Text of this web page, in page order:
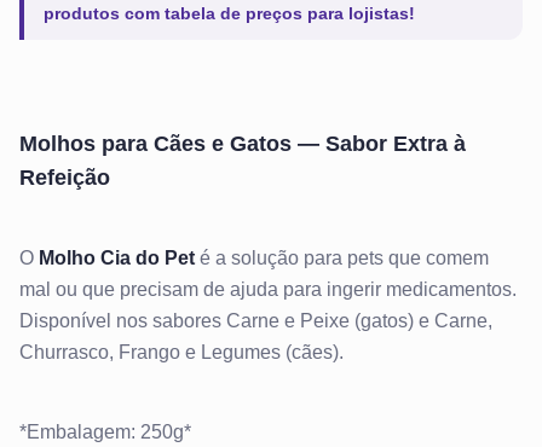
produtos com tabela de preços para lojistas!
Molhos para Cães e Gatos — Sabor Extra à
Refeição
O Molho Cia do Pet é a solução para pets que comem
mal ou que precisam de ajuda para ingerir medicamentos.
Disponível nos sabores Carne e Peixe (gatos) e Carne,
Churrasco, Frango e Legumes (cães).
*Embalagem: 250g*